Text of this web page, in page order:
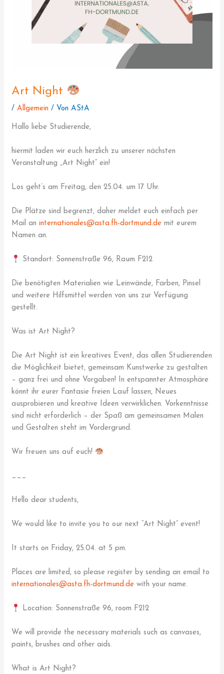
Art Night
/Allgemein / VonAStA
Hallo liebe Studierende,
hiermit laden wir euch herzlich zu unserer nächsten
Veranstaltung „Art Night“ ein!
Los geht’s am Freitag, den 25.04. um 17 Uhr.
Die Plätze sind begrenzt, daher meldet euch einfach per
Mail aninternationales@asta.fh-dortmund.de mit eurem
Namen an.
Standort: Sonnenstraße 96, Raum F212
Die benötigten Materialien wie Leinwände, Farben, Pinsel
und weitere Hilfsmittel werden von uns zur Verfügung
gestellt.
Was ist Art Night?
Die Art Night ist ein kreatives Event, das allen Studierenden
die Möglichkeit bietet, gemeinsam Kunstwerke zu gestalten
– ganz frei und ohne Vorgaben! In entspannter Atmosphäre
könnt ihr eurer Fantasie freien Lauf lassen, Neues
ausprobieren und kreative Ideen verwirklichen. Vorkenntnisse
sind nicht erforderlich – der Spaß am gemeinsamen Malen
und Gestalten steht im Vordergrund.
Wir freuen uns auf euch!
___
Hello dear students,
We would like to invite you to our next “Art Night” event!
It starts on Friday, 25.04. at 5 pm.
Places are limited, so please register by sending an email to
internationales@asta.fh-dortmund.de with your name.
Location: Sonnenstraße 96, room F212
We will provide the necessary materials such as canvases,
paints, brushes and other aids.
What is Art Night?